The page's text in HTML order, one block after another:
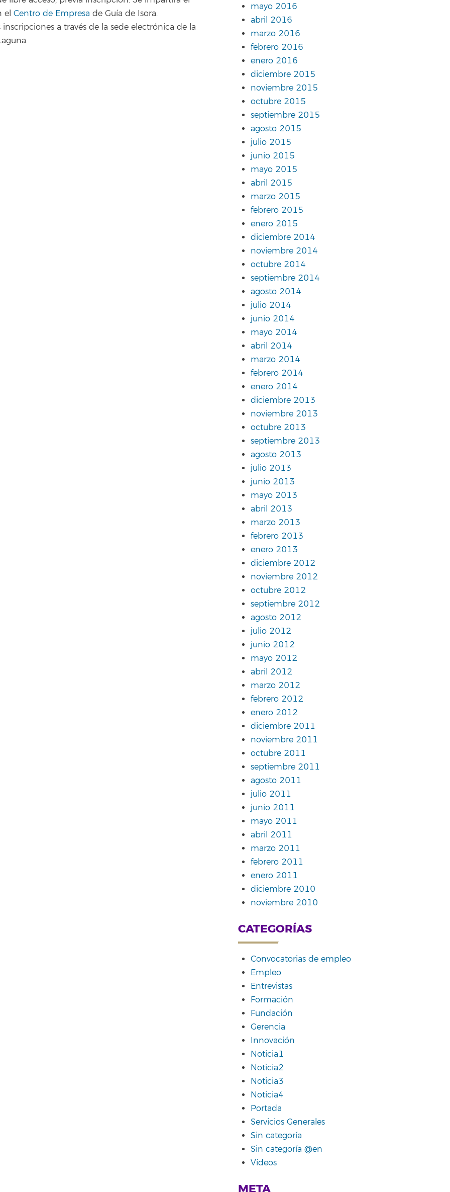
el Centro de Empresa de Guía de Isora.
a través de la sede electrónica de la
mayo 2016
abril 2016
marzo 2016
febrero 2016
enero 2016
diciembre 2015
noviembre 2015
octubre 2015
septiembre 2015
agosto 2015
julio 2015
junio 2015
mayo 2015
abril 2015
marzo 2015
febrero 2015
enero 2015
diciembre 2014
noviembre 2014
octubre 2014
septiembre 2014
agosto 2014
julio 2014
junio 2014
mayo 2014
abril 2014
marzo 2014
febrero 2014
enero 2014
diciembre 2013
noviembre 2013
octubre 2013
septiembre 2013
agosto 2013
julio 2013
junio 2013
mayo 2013
abril 2013
marzo 2013
febrero 2013
enero 2013
diciembre 2012
noviembre 2012
octubre 2012
septiembre 2012
agosto 2012
julio 2012
junio 2012
mayo 2012
abril 2012
marzo 2012
febrero 2012
enero 2012
diciembre 2011
noviembre 2011
octubre 2011
septiembre 2011
agosto 2011
julio 2011
junio 2011
mayo 2011
abril 2011
marzo 2011
febrero 2011
enero 2011
diciembre 2010
noviembre 2010
CATEGORÍAS
Convocatorias de empleo
Empleo
Entrevistas
Formación
Fundación
Gerencia
Innovación
Noticia1
Noticia2
Noticia3
Noticia4
Portada
Servicios Generales
Sin categoría
Sin categoría @en
Vídeos
META